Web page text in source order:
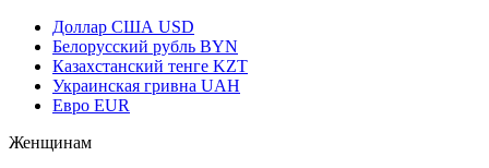
Доллар США USD
Белорусский рубль BYN
Казахстанский тенге KZT
Украинская гривна UAH
Евро EUR
Женщинам